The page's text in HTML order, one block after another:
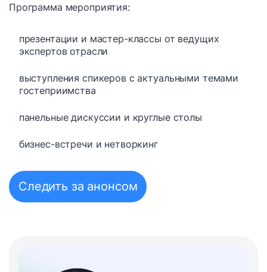
Программа мероприятия:
презентации и мастер-классы от ведущих
экспертов отрасли
выступления спикеров с актуальными темами
гостеприимства
панельные дискуссии и круглые столы
бизнес-встречи и нетворкинг
Следить за анонсом